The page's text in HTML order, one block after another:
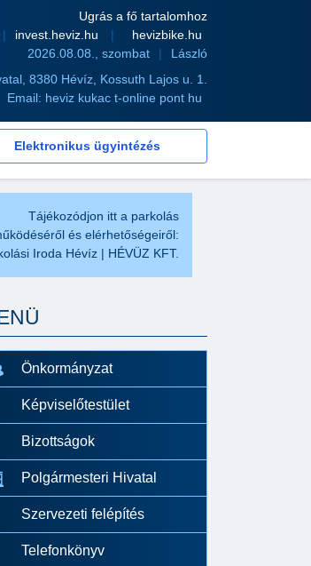
Ugrás a fő tartalomhoz
invest.heviz.hu
hevizbike.hu
2026.08.08., szombat
László
8380 Hévíz, Kossuth Lajos u. 1.
Email: heviz kukac t-online pont hu
Elektronikus ügyintézés
Tájékozódjon itt a parkolás
és elérhetőségeiről:
Iroda Hévíz | HÉVÜZ KFT.
Önkormányzat
Képviselőtestület
Bizottságok
Polgármesteri Hivatal
Szervezeti felépítés
Telefonkönyv